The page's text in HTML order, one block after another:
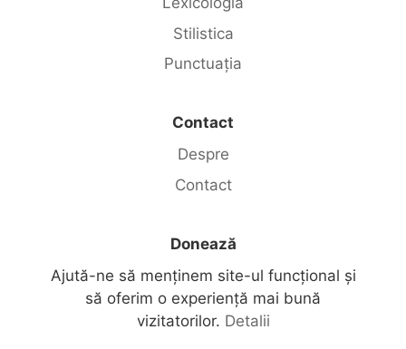
Stilistica
Punctuația
Contact
Despre
Contact
Donează
Ajută-ne să menținem site-ul funcțional și
să oferim o experiență mai bună
vizitatorilor. Detalii